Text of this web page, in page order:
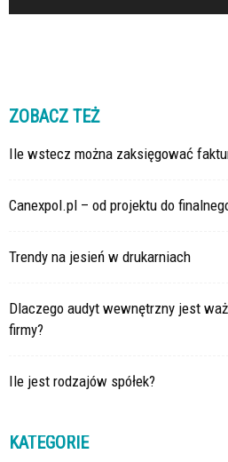
ZOBACZ TEŻ
Ile wstecz można zaksięgować
Canexpol.pl – od projektu do
Trendy na jesień w drukarniach
Dlaczego audyt wewnętrzny jest
firmy?
Ile jest rodzajów spółek?
KATEGORIE